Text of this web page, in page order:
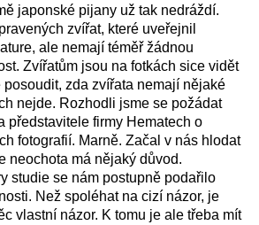
japonské pijany už tak nedráždí.
zvířat, které uveřejnil
ale nemají téměř žádnou
Zvířatům jsou na fotkách sice vidět
posoudit, zda zvířata nemají nějaké
nejde. Rozhodli jsme se požádat
představitele firmy Hematech o
fotografií. Marně. Začal v nás hlodat
neochota má nějaký důvod.
studie se nám postupně podařilo
Než spoléhat na cizí názor, je
vlastní názor. K tomu je ale třeba mít